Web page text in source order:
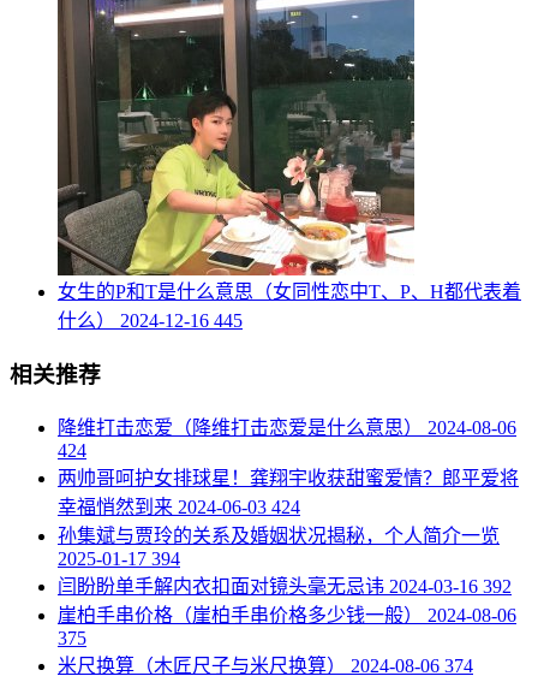
​女生的P和T是什么意思（女同性恋中T、P、H都代表着
什么）
2024-12-16 445
相关推荐
​降维打击恋爱（降维打击恋爱是什么意思）
2024-08-06
424
​两帅哥呵护女排球星！龚翔宇收获甜蜜爱情？郎平爱将
幸福悄然到来 2024-06-03 424
​孙集斌与贾玲的关系及婚姻状况揭秘，个人简介一览
2025-01-17 394
​闫盼盼单手解内衣扣面对镜头毫无忌讳 2024-03-16 392
​崖柏手串价格（崖柏手串价格多少钱一般）
2024-08-06
375
​米尺换算（木匠尺子与米尺换算）
2024-08-06 374